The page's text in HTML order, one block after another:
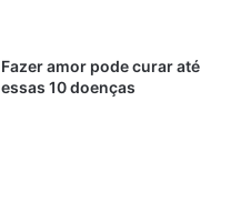
Fazer amor pode curar até
essas 10 doenças